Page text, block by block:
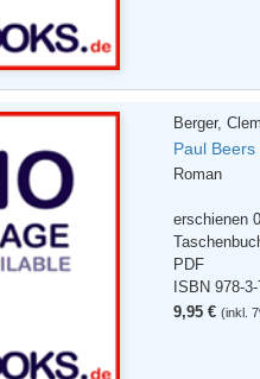
Berger,
Paul Beers
Roman
erschienen
PDF
ISBN 978-
9,95 € (inkl.